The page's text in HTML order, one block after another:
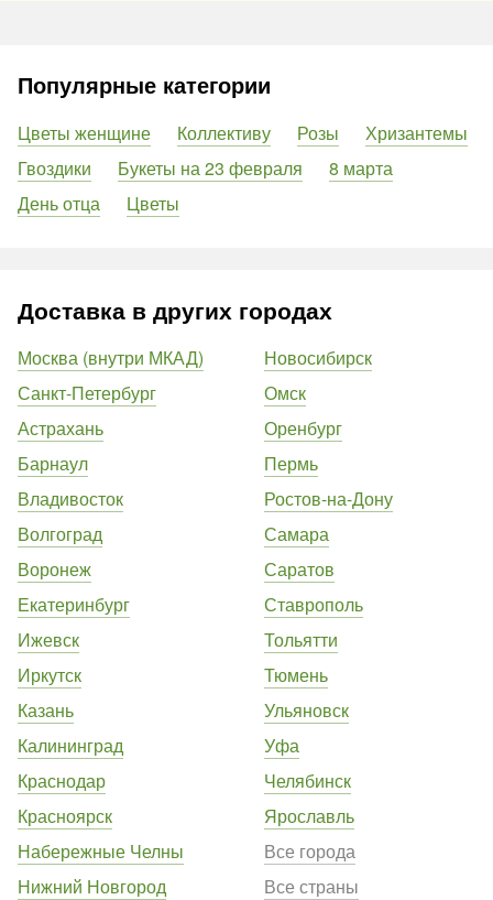
Популярные категории
Цветы женщине Коллективу Розы
Хризантемы
Гвоздики
Букеты на 23 февраля
8 марта
День отца
Цветы
Доставка в других городах
Москва (внутри МКАД)
Санкт-Петербург
Астрахань
Барнаул
Владивосток
Волгоград
Воронеж
Екатеринбург
Ижевск
Иркутск
Казань
Калининград
Краснодар
Красноярск
Набережные Челны
Нижний Новгород
Новосибирск
Омск
Оренбург
Пермь
Ростов-на-Дону
Самара
Саратов
Ставрополь
Тольятти
Тюмень
Ульяновск
Уфа
Челябинск
Ярославль
Все города
Все страны